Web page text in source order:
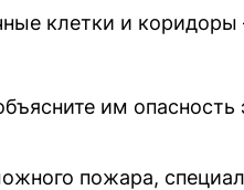
клетки и
им опасность
пожара,